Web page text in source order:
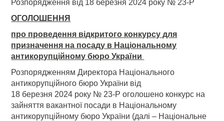
Розпорядження від 18 березня 2024 року № 23-Р
ОГОЛОШЕННЯ
про проведення відкритого конкурсу для
призначення на посаду в Національному
антикорупційному бюро України
Розпорядженням Директора Національного
антикорупційного бюро України від
18 березня 2024 року № 23-Р оголошено конкурс на
зайняття вакантної посади в Національному
антикорупційному бюро України (далі – Національне